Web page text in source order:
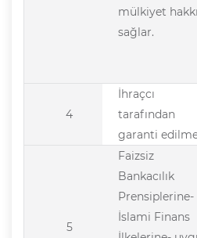
mülkiyet hakkı
sağlar.
4
İhraçcı
tarafından
garanti
5
Faizsiz
Bankacılık
Prensiplerine-
İslami Finans